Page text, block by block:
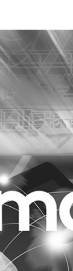
Reputatie & crisis